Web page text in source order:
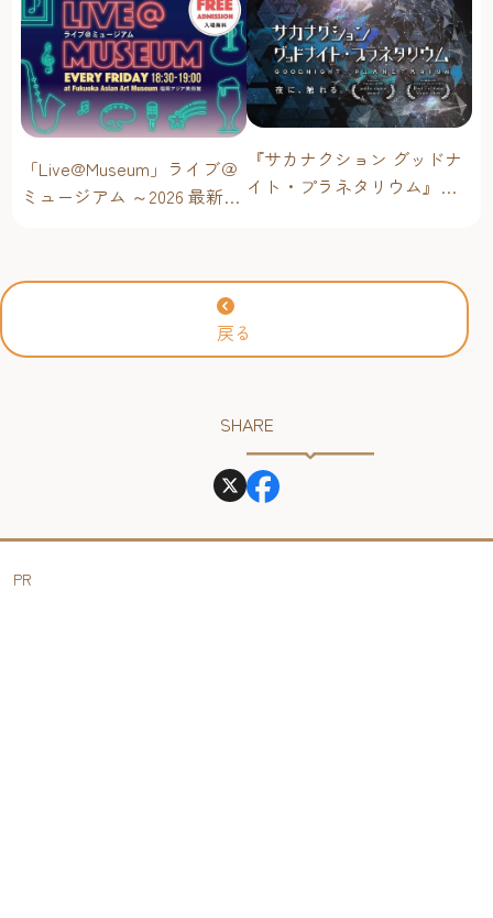
「Live@Museum」ライブ＠
ミュージアム ～2026 最新イ
『サカナクション グッドナ
イト・プラネタリウム』が
戻る
SHARE
PR